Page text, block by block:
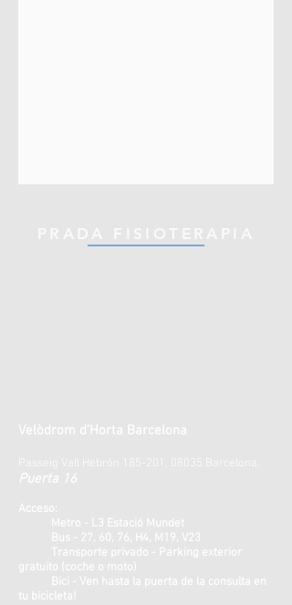
Velòdrom d'Horta Barcelona
Puerta 16
Acceso:
Metro - L3 Estació Mundet
Bus - 27, 60, 76, H4, M19, V23
Transporte privado - Parking exterior
gratuito (coche o moto)
Bici - Ven hasta la puerta de la consulta en
tu bicicleta!